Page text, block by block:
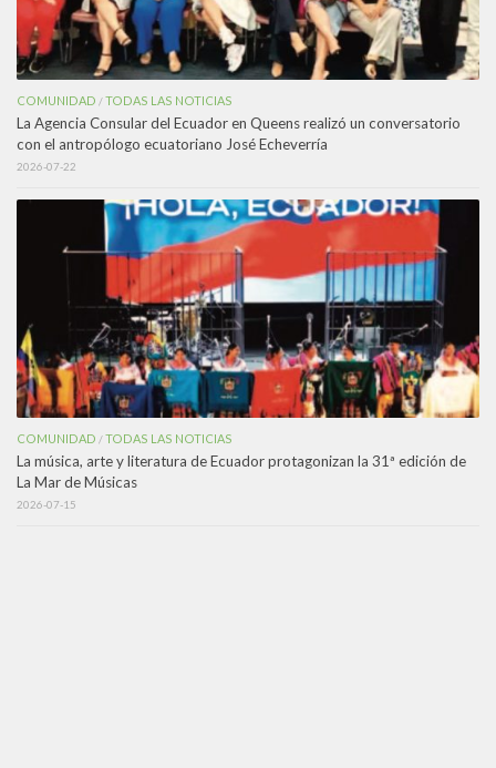
COMUNIDAD /TODAS LAS NOTICIAS
La Agencia Consular del Ecuador en Queens realizó un conversatorio
con el antropólogo ecuatoriano José Echeverría
2026-07-22
COMUNIDAD /TODAS LAS NOTICIAS
La música, arte y literatura de Ecuador protagonizan la 31ª edición de
La Mar de Músicas
2026-07-15